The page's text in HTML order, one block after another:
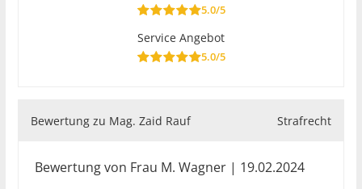
5.0/5
Service Angebot
5.0/5
Bewertung zu Mag. Zaid Rauf Strafrecht
Bewertung von Frau M. Wagner | 19.02.2024